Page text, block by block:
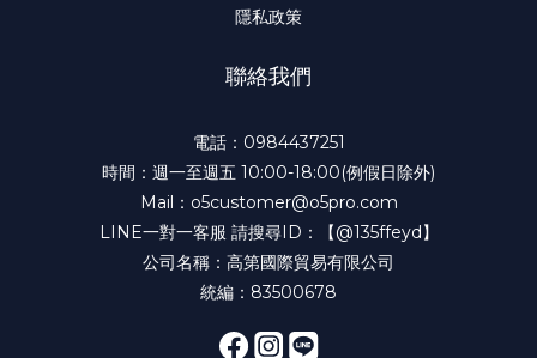
隱私政策
聯絡我們
電話： 0984437251
時間：週一至週五 10:00-18:00(例假日除外)
Mail： o5customer@o5pro.com
LINE一對一客服 請搜尋ID：
【@135ffeyd】
公司名稱：高第國際貿易有限公司
統編：83500678